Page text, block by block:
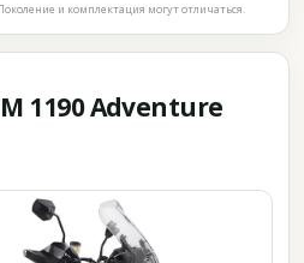
и комплектация могут отличаться.
1190 Adventure